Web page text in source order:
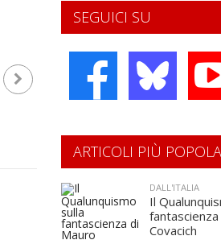
SEGUICI SU
ARTICOLI PIÙ
DALL'ITALIA
Il
Covacich